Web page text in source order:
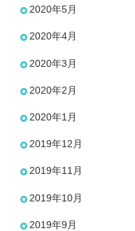
2020年5月
2020年4月
2020年3月
2020年2月
2020年1月
2019年12月
2019年11月
2019年10月
2019年9月